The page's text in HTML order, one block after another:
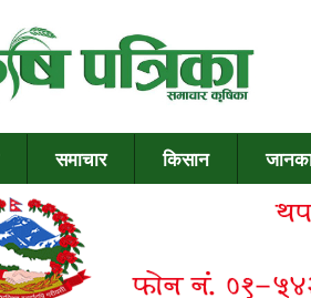
समाचार किसान